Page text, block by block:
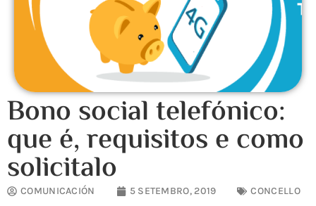
Bono social telefónico:
que é, requisitos e como
solicitalo
COMUNICACIÓN 5 SETEMBRO, 2019 CONCELLO